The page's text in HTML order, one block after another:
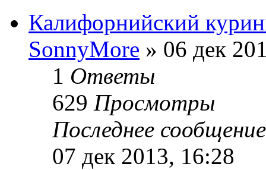
Калифорнийский
SonnyMore » 06 дек
1 Ответы
629 Просмотры
Последнее
07 дек 2013, 16:28